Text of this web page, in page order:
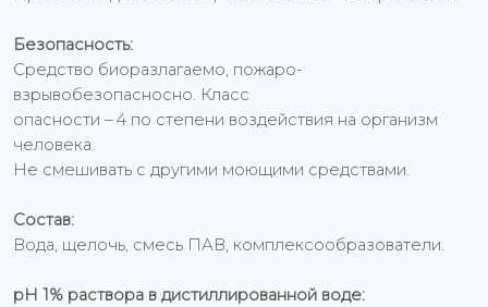
Безопасность:
Средство биоразлагаемо, пожаро-
взрывобезопасносно. Класс
опасности – 4 по степени воздействия на организм
человека.
Не смешивать с другими моющими средствами.
Состав:
Вода, щелочь, смесь ПАВ, комплексообразователи.
рН 1% раствора в дистиллированной воде: